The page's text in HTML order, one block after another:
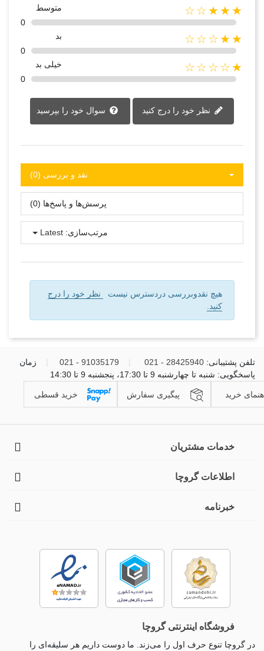
★★★☆☆
متوسط
0
★★☆☆☆
بد
0
★☆☆☆☆
خیلی بد
0
سوال خود را بپرسید
نقد و بررسی‌‌ (0)
پرسش‌ها و پاسخ‌ها (0)
مرتب‌سازی: Latest
هیچ نقدوبررسی دردسترس نیست
نظر خود را درج
کنید.
تلفن پشتیبانی: 28425940 - 021
91035179 - 021
زمان
پاسخگویی: شنبه تا چهارشنبه 9 تا 17:30، پنجشنبه 9 تا 14:30
خرید پیگیری سفارش خرید قسطی
خدمات مشتریان
اطلاعات گروچا
خبرنامه
فروشگاه اینترنتی گروچا
در گروچا تنوع حرف اول را می‌زند. ما دوست داریم هر سلیقه‌ای را